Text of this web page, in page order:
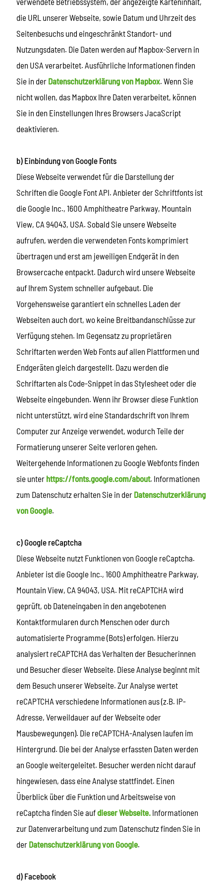
die URL unserer Webseite, sowie Datum und Uhrzeit des
Seitenbesuchs und eingeschränkt Standort- und
Nutzungsdaten. Die Daten werden auf Mapbox-Servern in
den USA verarbeitet. Ausführliche Informationen finden
Sie in der Datenschutzerklärung von Mapbox. Wenn Sie
nicht wollen, das Mapbox Ihre Daten verarbeitet, können
Sie in den Einstellungen Ihres Browsers JacaScript
deaktivieren.
b) Einbindung von Google Fonts
Diese Webseite verwendet für die Darstellung der
Schriften die Google Font API. Anbieter der Schriftfonts ist
die Google Inc., 1600 Amphitheatre Parkway, Mountain
View, CA 94043, USA. Sobald Sie unsere Webseite
aufrufen, werden die verwendeten Fonts komprimiert
übertragen und erst am jeweiligen Endgerät in den
Browsercache entpackt. Dadurch wird unsere Webseite
auf Ihrem System schneller aufgebaut. Die
Vorgehensweise garantiert ein schnelles Laden der
Webseiten auch dort, wo keine Breitbandanschlüsse zur
Verfügung stehen. Im Gegensatz zu proprietären
Schriftarten werden Web Fonts auf allen Plattformen und
Endgeräten gleich dargestellt. Dazu werden die
Schriftarten als Code-Snippet in das Stylesheet oder die
Webseite eingebunden. Wenn ihr Browser diese Funktion
nicht unterstützt, wird eine Standardschrift von Ihrem
Computer zur Anzeige verwendet, wodurch Teile der
Formatierung unserer Seite verloren gehen.
Weitergehende Informationen zu Google Webfonts finden
sie unter https://fonts.google.com/about. Informationen
zum Datenschutz erhalten Sie in der Datenschutzerklärung
von Google.
c) Google reCaptcha
Diese Webseite nutzt Funktionen von Google reCaptcha.
Anbieter ist die Google Inc., 1600 Amphitheatre Parkway,
Mountain View, CA 94043, USA. Mit reCAPTCHA wird
geprüft, ob Dateneingaben in den angebotenen
Kontaktformularen durch Menschen oder durch
automatisierte Programme (Bots) erfolgen. Hierzu
analysiert reCAPTCHA das Verhalten der Besucherinnen
und Besucher dieser Webseite. Diese Analyse beginnt mit
dem Besuch unserer Webseite. Zur Analyse wertet
reCAPTCHA verschiedene Informationen aus (z.B. IP-
Adresse, Verweildauer auf der Webseite oder
Mausbewegungen). Die reCAPTCHA-Analysen laufen im
Hintergrund. Die bei der Analyse erfassten Daten werden
an Google weitergeleitet. Besucher werden nicht darauf
hingewiesen, dass eine Analyse stattfindet. Einen
Überblick über die Funktion und Arbeitsweise von
reCaptcha finden Sie aufdieser Webseite. Informationen
zur Datenverarbeitung und zum Datenschutz finden Sie in
der Datenschutzerklärung von Google.
d) Facebook